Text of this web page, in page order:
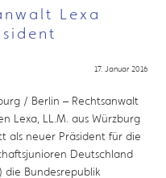
Lexa
17. Januar 2016
/ Berlin – Rechtsanwalt
Lexa, LL.M. aus Würzburg
als neuer Präsident für die
Deutschland
die Bundesrepublik